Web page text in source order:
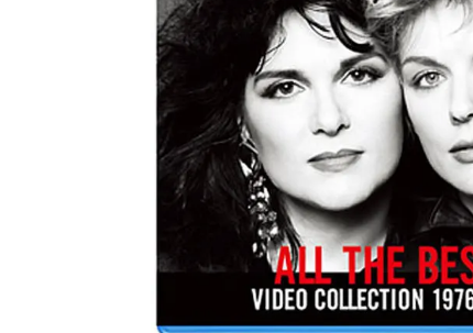
*NEW RELEASE (最新約3ヶ月) 2024.6.9
*NEW RELEASE (最新約3ヶ月) 2024.6.9
*NEW RELEASE (最新約3ヶ月) 2024.6.9 ジ